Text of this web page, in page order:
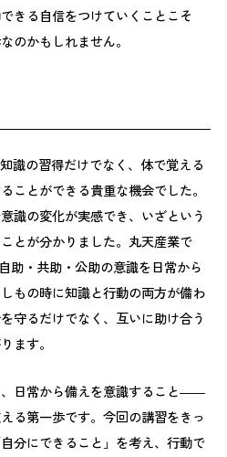
きる自信をつけていくことこそ
のかもしれません。
識の習得だけでなく、体で覚える
ことができる貴重な機会でした。
識の変化が実感でき、いざという
とが分かりました。丸天産業で
助・共助・公助の意識を日常から
もの時に知識と行動の両方が備わ
守るだけでなく、互いに助け合う
ます。
日常から備えを意識すること――
る第一歩です。今回の講習をきっ
分にできること」を考え、行動で